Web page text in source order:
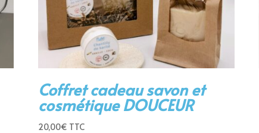
Coffret cadeau savon et
cosmétique DOUCEUR
20,00€ TTC